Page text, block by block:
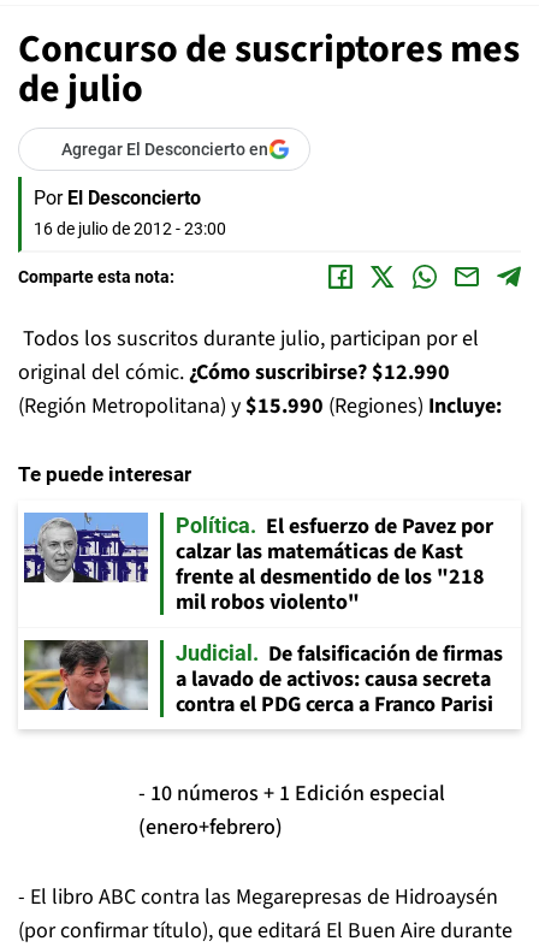
Concurso de suscriptores mes
de julio
Agregar El Desconcierto en
Por El Desconcierto
16 de julio de 2012 - 23:00
Comparte esta nota:
Todos los suscritos durante julio, participan por el
original del cómic.¿Cómo suscribirse?$12.990
(Región Metropolitana) y$15.990 (Regiones) Incluye:
Te puede interesar
Política
El esfuerzo de Pavez por
calzar las matemáticas de Kast
frente al desmentido de los "218
mil robos violento"
Judicial
De falsificación de firmas
a lavado de activos: causa secreta
contra el PDG cerca a Franco Parisi
- 10 números + 1 Edición especial
(enero+febrero)
- El libro ABC contra las Megarepresas de Hidroaysén
(por confirmar título), que editará El Buen Aire durante